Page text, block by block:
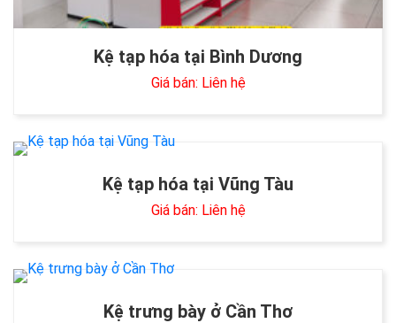
Kệ tạp hóa tại Bình Dương
Giá bán: Liên hệ
Kệ tạp hóa tại Vũng Tàu
Giá bán: Liên hệ
Kệ trưng bày ở Cần Thơ